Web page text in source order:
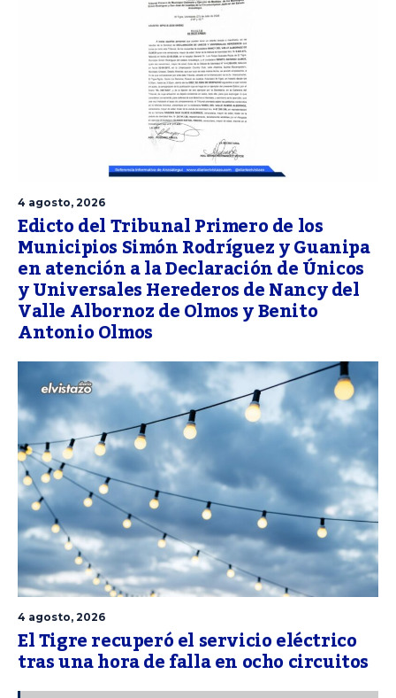
4 agosto, 2026
Edicto del Tribunal Primero de los
Municipios Simón Rodríguez y Guanipa
en atención a la Declaración de Únicos
y Universales Herederos de Nancy del
Valle Albornoz de Olmos y Benito
Antonio Olmos
4 agosto, 2026
El Tigre recuperó el servicio eléctrico
tras una hora de falla en ocho circuitos